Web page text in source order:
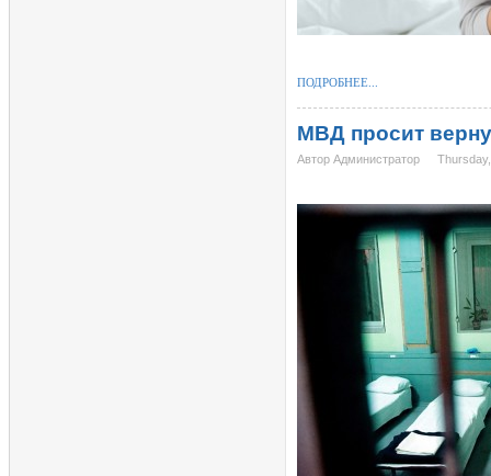
ПОДРОБНЕЕ...
МВД просит
Автор Администратор